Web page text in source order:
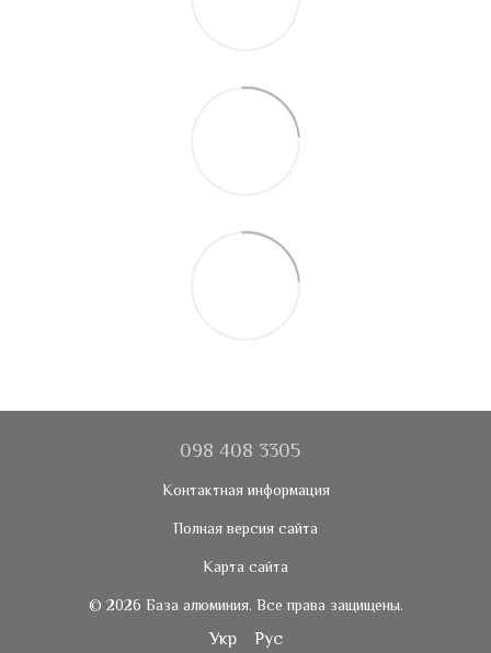
098 408 3305
Контактная информация
Полная версия сайта
Карта сайта
© 2026 База алюминия. Все права защищены.
Укр Рус